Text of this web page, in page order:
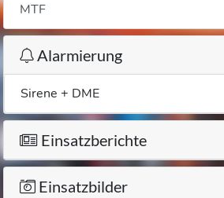
MTF
Alarmierung
Sirene + DME
Einsatzberichte
Einsatzbilder